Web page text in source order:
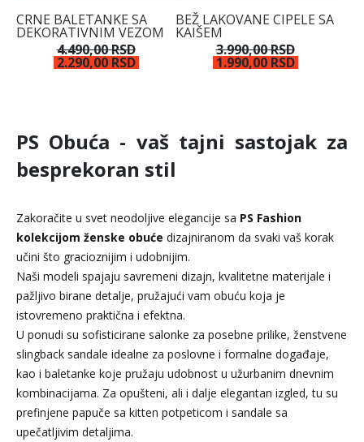
CRNE BALETANKE SA
DEKORATIVNIM VEZOM
4.490,00 RSD
2.290,00 RSD
BEŽ LAKOVANE CIPELE SA
KAIŠEM
3.990,00 RSD
1.990,00 RSD
PS Obuća - vaš tajni sastojak za
besprekoran stil
Zakoračite u svet neodoljive elegancije sa PS Fashion
kolekcijom ženske obuće dizajniranom da svaki vaš korak
učini što gracioznijim i udobnijim.
Naši modeli spajaju savremeni dizajn, kvalitetne materijale i
pažljivo birane detalje, pružajući vam obuću koja je
istovremeno praktična i efektna.
U ponudi su sofisticirane salonke za posebne prilike, ženstvene
slingback sandale idealne za poslovne i formalne događaje,
kao i baletanke koje pružaju udobnost u užurbanim dnevnim
kombinacijama. Za opušteni, ali i dalje elegantan izgled, tu su
prefinjene papuče sa kitten potpeticom i sandale sa
upečatljivim detaljima.